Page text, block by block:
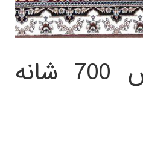
سجاده فرش 700 شانه